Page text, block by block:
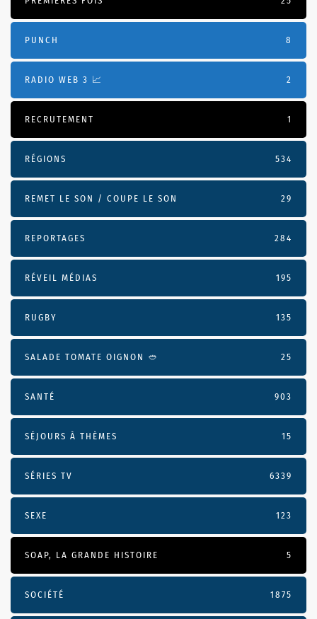
PUNCH 8
RADIO WEB 3 📈 2
RECRUTEMENT 1
RÉGIONS 534
REMET LE SON / COUPE LE SON 29
REPORTAGES 284
RÉVEIL MÉDIAS 195
RUGBY 135
SALADE TOMATE OIGNON 🥙 25
SANTÉ 903
SÉJOURS À THÈMES 15
SÉRIES TV 6339
SEXE 123
SOAP, LA GRANDE HISTOIRE 5
SOCIÉTÉ 1875